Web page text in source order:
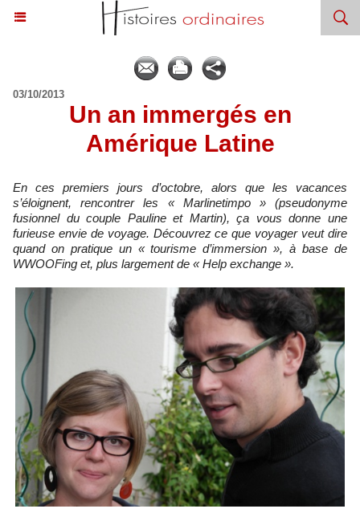
03/10/2013
Un an immergés en
Amérique Latine
En ces premiers jours d’octobre, alors que les vacances
s’éloignent, rencontrer les « Marlinetimpo » (pseudonyme
fusionnel du couple Pauline et Martin), ça vous donne une
furieuse envie de voyage. Découvrez ce que voyager veut dire
quand on pratique un « tourisme d’immersion », à base de
WWOOFing et, plus largement de « Help exchange ».